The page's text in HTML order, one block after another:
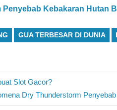
Kebakaran Hutan
GUA TERBESAR DI DUNIA
Slot Gacor?
Dry Thunderstorm